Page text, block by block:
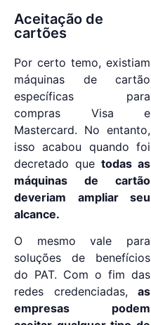
Aceitação de
cartões
Por certo temo, existiam
máquinas de cartão
específicas para
compras Visa e
Mastercard. No entanto,
isso acabou quando foi
decretado que todas as
máquinas de cartão
deveriam ampliar seu
alcance.
O mesmo vale para
soluções de benefícios
do PAT. Com o fim das
redes credenciadas, as
empresas podem